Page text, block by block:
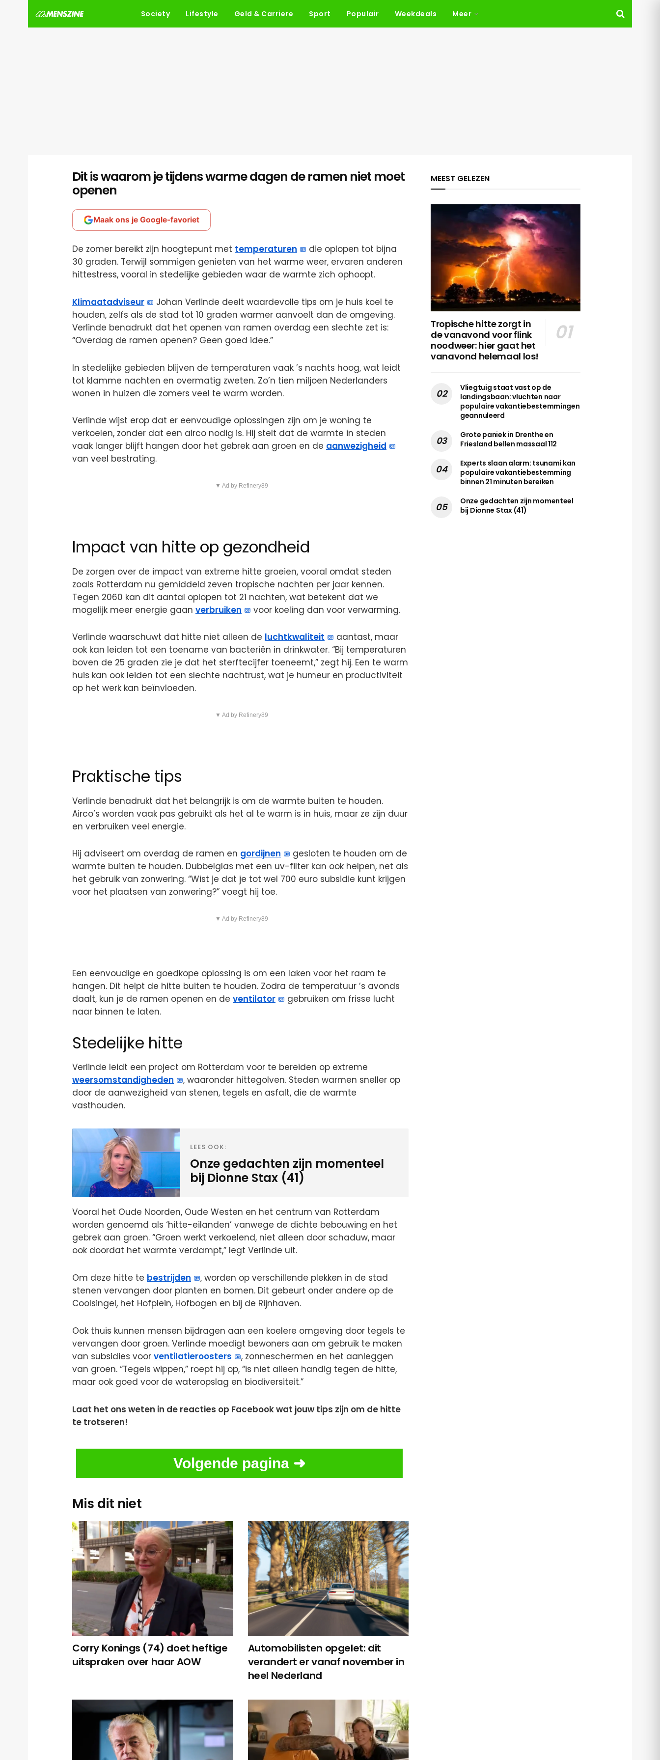
Society Lifestyle Geld & Carriere Sport Populair Weekdeals Meer
Dit is waarom je tijdens warme dagen de ramen niet moet
openen
Maak ons je Google-favoriet
De zomer bereikt zijn hoogtepunt met temperaturen
die oplopen tot bijna
30 graden. Terwijl sommigen genieten van het warme weer, ervaren anderen
hittestress, vooral in stedelijke gebieden waar de warmte zich ophoopt.
Klimaatadviseur
Johan Verlinde deelt waardevolle tips om je huis koel te
houden, zelfs als de stad tot 10 graden warmer aanvoelt dan de omgeving.
Verlinde benadrukt dat het openen van ramen overdag een slechte zet is:
“Overdag de ramen openen? Geen goed idee.”
In stedelijke gebieden blijven de temperaturen vaak ’s nachts hoog, wat leidt
tot klamme nachten en overmatig zweten. Zo’n tien miljoen Nederlanders
wonen in huizen die zomers veel te warm worden.
Verlinde wijst erop dat er eenvoudige oplossingen zijn om je woning te
verkoelen, zonder dat een airco nodig is. Hij stelt dat de warmte in steden
vaak langer blijft hangen door het gebrek aan groen en de aanwezigheid
van veel bestrating.
▼ Ad by Refinery89
Impact van hitte op gezondheid
De zorgen over de impact van extreme hitte groeien, vooral omdat steden
zoals Rotterdam nu gemiddeld zeven tropische nachten per jaar kennen.
Tegen 2060 kan dit aantal oplopen tot 21 nachten, wat betekent dat we
mogelijk meer energie gaan verbruiken voor koeling dan voor verwarming.
Verlinde waarschuwt dat hitte niet alleen de luchtkwaliteit
aantast, maar
ook kan leiden tot een toename van bacteriën in drinkwater. “Bij temperaturen
boven de 25 graden zie je dat het sterftecijfer toeneemt,” zegt hij. Een te warm
huis kan ook leiden tot een slechte nachtrust, wat je humeur en productiviteit
op het werk kan beïnvloeden.
▼ Ad by Refinery89
Praktische tips
Verlinde benadrukt dat het belangrijk is om de warmte buiten te houden.
Airco’s worden vaak pas gebruikt als het al te warm is in huis, maar ze zijn duur
en verbruiken veel energie.
Hij adviseert om overdag de ramen en gordijnen
gesloten te houden om de
warmte buiten te houden. Dubbelglas met een uv-filter kan ook helpen, net als
het gebruik van zonwering. “Wist je dat je tot wel 700 euro subsidie kunt krijgen
voor het plaatsen van zonwering?” voegt hij toe.
▼ Ad by Refinery89
Een eenvoudige en goedkope oplossing is om een laken voor het raam te
hangen. Dit helpt de hitte buiten te houden. Zodra de temperatuur ’s avonds
daalt, kun je de ramen openen en de ventilator
gebruiken om frisse lucht
naar binnen te laten.
Stedelijke hitte
Verlinde leidt een project om Rotterdam voor te bereiden op extreme
weersomstandigheden
, waaronder hittegolven. Steden warmen sneller op
door de aanwezigheid van stenen, tegels en asfalt, die de warmte
vasthouden.
LEES OOK:
Onze gedachten zijn momenteel
bij Dionne Stax (41)
Vooral het Oude Noorden, Oude Westen en het centrum van Rotterdam
worden genoemd als ‘hitte-eilanden’ vanwege de dichte bebouwing en het
gebrek aan groen. “Groen werkt verkoelend, niet alleen door schaduw, maar
ook doordat het warmte verdampt,” legt Verlinde uit.
Om deze hitte te bestrijden
, worden op verschillende plekken in de stad
stenen vervangen door planten en bomen. Dit gebeurt onder andere op de
Coolsingel, het Hofplein, Hofbogen en bij de Rijnhaven.
Ook thuis kunnen mensen bijdragen aan een koelere omgeving door tegels te
vervangen door groen. Verlinde moedigt bewoners aan om gebruik te maken
van subsidies voor ventilatieroosters
, zonneschermen en het aanleggen
van groen. “Tegels wippen,” roept hij op, “is niet alleen handig tegen de hitte,
maar ook goed voor de wateropslag en biodiversiteit.”
Laat het ons weten in de reacties op Facebook wat jouw tips zijn om de hitte
te trotseren!
Volgende pagina ➜
Mis dit niet
Corry Konings (74) doet heftige
uitspraken over haar AOW
Automobilisten opgelet: dit
verandert er vanaf november in
heel Nederland
MEEST GELEZEN
Tropische hitte zorgt in
de vanavond voor flink
noodweer: hier gaat het
vanavond helemaal los!
Vliegtuig staat vast op de
landingsbaan: vluchten naar
populaire vakantiebestemmingen
geannuleerd
Grote paniek in Drenthe en
Friesland bellen massaal 112
Experts slaan alarm: tsunami kan
populaire vakantiebestemming
binnen 21 minuten bereiken
Onze gedachten zijn momenteel
bij Dionne Stax (41)